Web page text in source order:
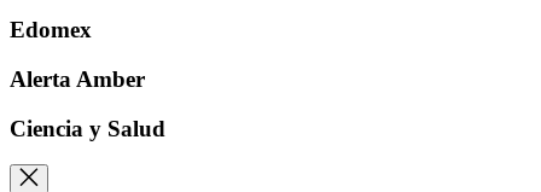
Edomex
Alerta Amber
Ciencia y Salud